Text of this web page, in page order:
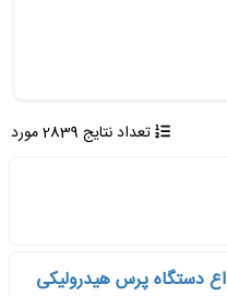
تعداد نتایج 2839 مورد
دستگاه پرس هیدرولیکی